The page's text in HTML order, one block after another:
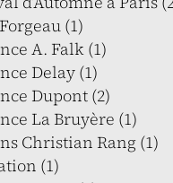
(1)
A. Falk (1)
Delay (1)
Dupont (2)
La Bruyère (1)
Christian Rang (1)
(1)